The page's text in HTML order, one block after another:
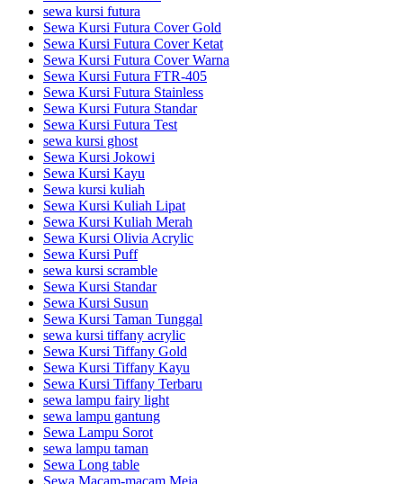
sewa kursi futura
Sewa Kursi Futura Cover Gold
Sewa Kursi Futura Cover Ketat
Sewa Kursi Futura Cover Warna
Sewa Kursi Futura FTR-405
Sewa Kursi Futura Stainless
Sewa Kursi Futura Standar
Sewa Kursi Futura Test
sewa kursi ghost
Sewa Kursi Jokowi
Sewa Kursi Kayu
Sewa kursi kuliah
Sewa Kursi Kuliah Lipat
Sewa Kursi Kuliah Merah
Sewa Kursi Olivia Acrylic
Sewa Kursi Puff
sewa kursi scramble
Sewa Kursi Standar
Sewa Kursi Susun
Sewa Kursi Taman Tunggal
sewa kursi tiffany acrylic
Sewa Kursi Tiffany Gold
Sewa Kursi Tiffany Kayu
Sewa Kursi Tiffany Terbaru
sewa lampu fairy light
sewa lampu gantung
Sewa Lampu Sorot
sewa lampu taman
Sewa Long table
Sewa Macam-macam Meja